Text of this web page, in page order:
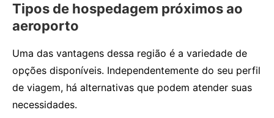
Tipos de hospedagem próximos ao
aeroporto
Uma das vantagens dessa região é a variedade de
opções disponíveis. Independentemente do seu perfil
de viagem, há alternativas que podem atender suas
necessidades.